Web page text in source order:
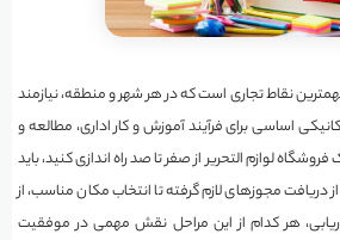
نقاط تجاری است که در هر شهر و منطقه، نیازمند
اساسی برای فرآیند آموزش و کار اداری، مطالعه و
لوازم التحریر از صفر تا صد راه اندازی کنید، باید
مجوزهای لازم گرفته تا انتخاب مکان مناسب، از
هر کدام از این مراحل نقش مهمی در موفقیت